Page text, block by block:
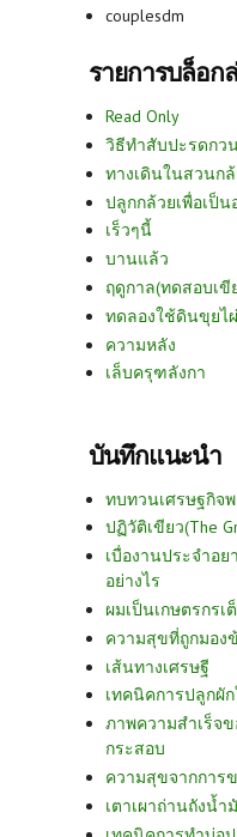
couplesdm
รายการบล็อก
Read Only
วิธีทำสับปะรดกว
ทางเดินในสวนก
ปลูกกล้วยเพื่อเป็น
เร็วๆนี้
บานแล้ว
ฤดูกาล(ทดสอบเขี
ทดลองใช้ดินขุยไ
ความหลัง
เล็บครุฑลังกา
บันทึกแนะนำ
ทบทวนเศรษฐกิจพ
ปฏิวัติเขียว(The
เบื่องานประจำอย
อย่างไร
ผมเป็นเกษตรกร
ความสุขที่ถูกมอง
เส้นทางเศรษฐี
เทคนิคการปลูกผั
ภาพความสำเร็จ
กระสอบ
ความสุขจากการ
เตาเผาถ่านถังน้